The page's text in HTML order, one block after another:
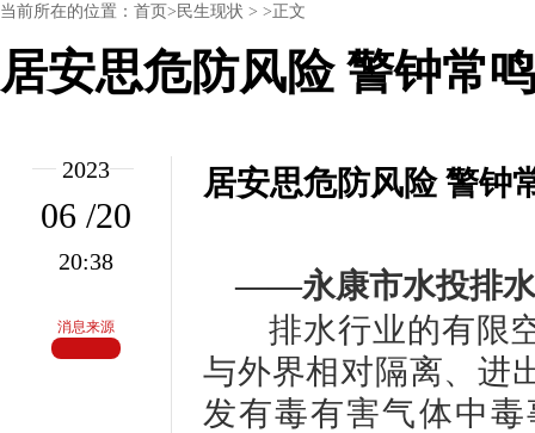
当前所在的位置：首页>民生现状 > >正文
居安思危防风险 警钟常
2023
06 /20
20:38
消息来源
居安思危防风险 警钟
——永康市水投排水
排水行业的有限空
与外界相对隔离、进
发有毒有害气体中